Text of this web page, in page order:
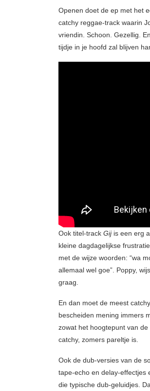
Openen doet de ep met het
catchy reggae-track waarin
vriendin. Schoon. Gezellig.
tijdje in je hoofd zal blijven
Ook titel-track Gijis een erg
kleine dagdagelijkse
met de wijze woorden: “wa
allemaal wel goe”. Poppy,
graag.
En dan moet de meest
bescheiden mening immers
zowat het hoogtepunt van
catchy, zomers pareltje is.
Ook de dub-versies van de
tape-echo en delay-effectjes
die typische dub-geluidjes.